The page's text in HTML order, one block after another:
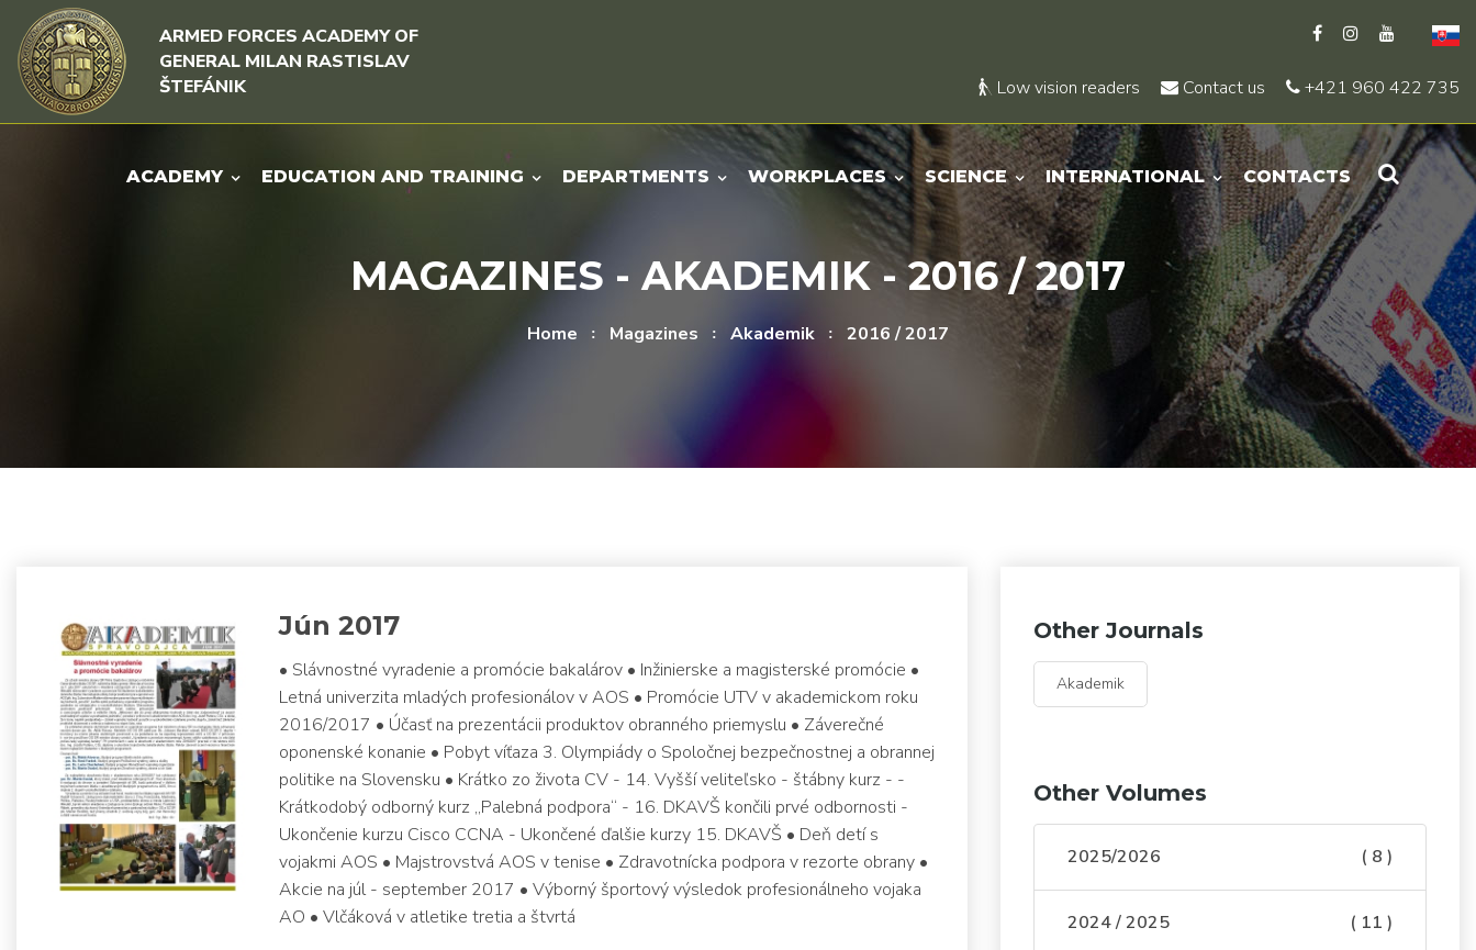
Skip to content
Skip to menu
ARMED FORCES ACADEMY OF
GENERAL MILAN RASTISLAV
ŠTEFÁNIK
Low vision readers Contact us +421 960 422 735
ACADEMY EDUCATION AND TRAINING DEPARTMENTS WORKPLACES SCIENCE INTERNATIONAL CONTACTS
MAGAZINES - AKADEMIK - 2016 / 2017
Home Magazines Akademik 2016 / 2017
Jún 2017
• Slávnostné vyradenie a promócie bakalárov • Inžinierske a magisterské promócie •
Letná univerzita mladých profesionálov v AOS • Promócie UTV v akademickom roku
2016/2017 • Účasť na prezentácii produktov obranného priemyslu • Záverečné
oponenské konanie • Pobyt víťaza 3. Olympiády o Spoločnej bezpečnostnej a obrannej
politike na Slovensku • Krátko zo života CV - 14. Vyšší veliteľsko - štábny kurz - -
Krátkodobý odborný kurz „Palebná podpora“ - 16. DKAVŠ končili prvé odbornosti -
Ukončenie kurzu Cisco CCNA - Ukončené ďalšie kurzy 15. DKAVŠ • Deň detí s
vojakmi AOS • Majstrovstvá AOS v tenise • Zdravotnícka podpora v rezorte obrany •
Akcie na júl - september 2017 • Výborný športový výsledok profesionálneho vojaka
AO • Vlčáková v atletike tretia a štvrtá
Other Journals
Akademik
Other Volumes
2025/2026 ( 8 )
2024 / 2025 ( 11 )